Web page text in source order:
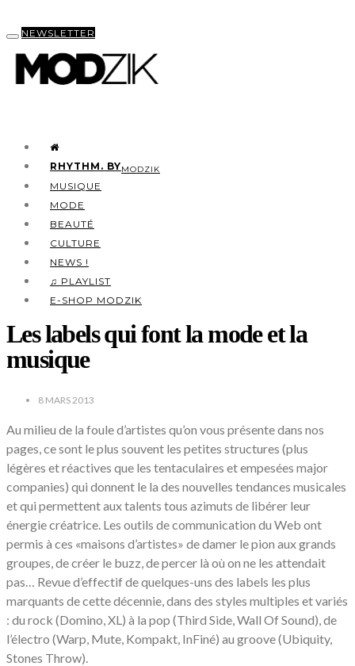
NEWSLETTER
RHYTHM. BYMODZIK
MUSIQUE
MODE
BEAUTÉ
CULTURE
NEWS !
♫ PLAYLIST
E-SHOP MODZIK
Les labels qui font la mode et la
musique
8 MARS 2013
Au milieu de la foule d’artistes qu’on vous présente dans nos
pages, ce sont le plus souvent les petites structures (plus
légères et réactives que les tentaculaires et empesées major
companies) qui donnent le la des nouvelles tendances musicales
et qui permettent aux talents tous azimuts de libérer leur
énergie créatrice. Les outils de communication du Web ont
permis à ces «maisons d’artistes» de damer le pion aux grands
groupes, de créer le buzz, de percer là où on ne les attendait
pas… Revue d’effectif de quelques-uns des labels les plus
marquants de cette décennie, dans des styles multiples et variés
: du rock (Domino, XL) à la pop (Third Side, Wall Of Sound), de
l’électro (Warp, Mute, Kompakt, InFiné) au groove (Ubiquity,
Stones Throw).